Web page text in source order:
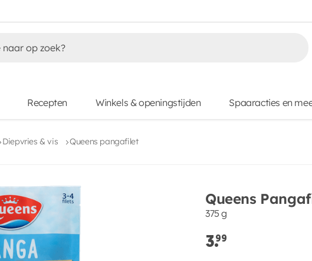
Recepten Winkels & openingstijden Spaaracties en
Diepvries & vis Queens pangafilet
Queens
375 g
3.99